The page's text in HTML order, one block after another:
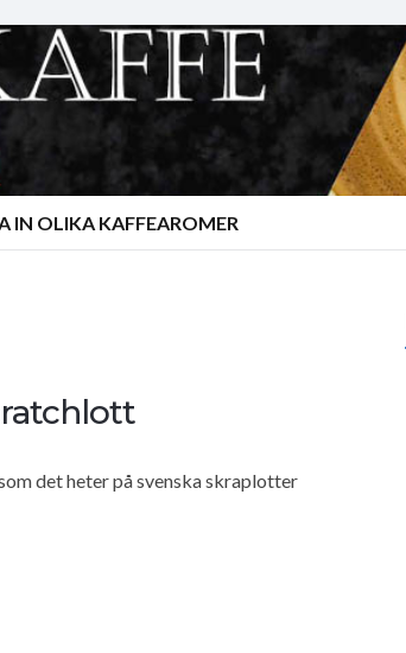
IN OLIKA KAFFEAROMER
det heter på svenska skraplotter